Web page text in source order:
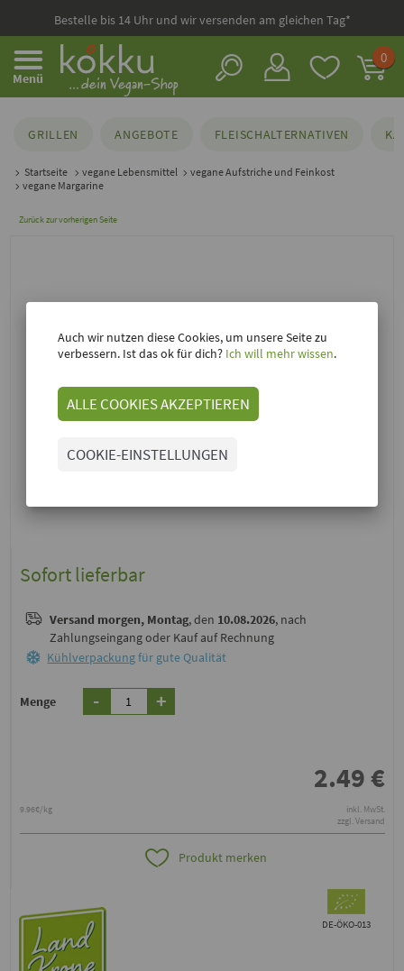
Bestelle bis 14 Uhr und wir versenden am gleichen Tag*
Menü
0
GRILLEN ANGEBOTE FLEISCHALTERNATIVEN
Startseite vegane Lebensmittel
vegane Aufstriche und Feinkost
vegane Margarine
Zurück zur vorherigen Seite
Sofort lieferbar
Versand morgen, Montag, den 10.08.2026, nach
Zahlungseingang oder Kauf auf Rechnung
Kühlverpackungfür gute Qualität
Menge - +
2.49€
9.96€/kg
inkl. MwSt.
zzgl. Versand
Produkt merken
DE-ÖKO-013
Auch wir nutzen diese Cookies, um unsere Seite zu
verbessern. Ist das ok für dich? Ich will mehr wissen.
ALLE COOKIES AKZEPTIEREN
COOKIE-EINSTELLUNGEN